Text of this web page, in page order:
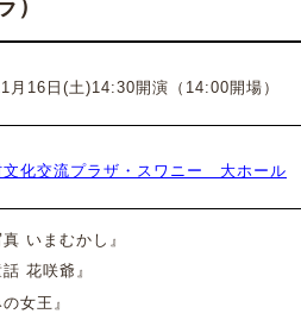
）
16日(土)14:30開演（14:00開場）
文化交流プラザ・スワニー 大ホール
真 いまむかし』
花咲爺』
女王』